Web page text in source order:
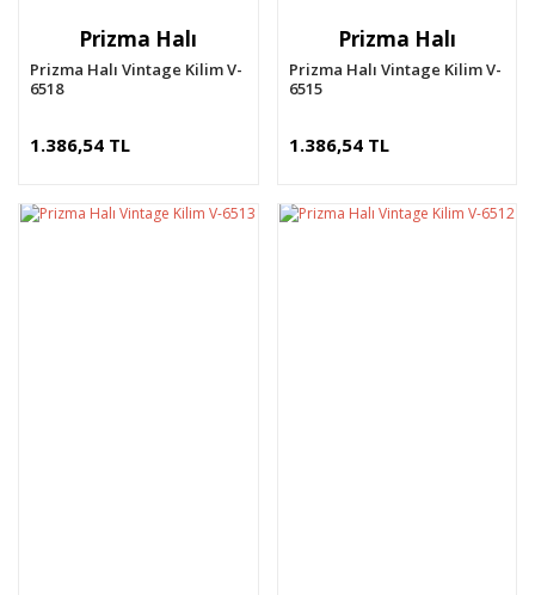
Prizma Halı
Prizma Halı Vintage Kilim V-
6518
1.386,54 TL
Prizma Halı
Prizma Halı Vintage Kilim V-
6515
1.386,54 TL